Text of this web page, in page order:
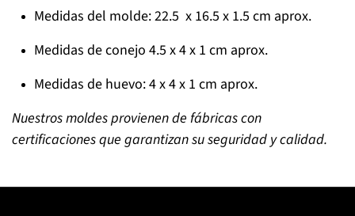
Medidas del molde: 22.5 x 16.5 x 1.5 cm aprox.
Medidas de conejo 4.5 x 4 x 1 cm aprox.
Medidas de huevo: 4 x 4 x 1 cm aprox.
Nuestros moldes provienen de fábricas con
certificaciones que garantizan su seguridad y calidad.